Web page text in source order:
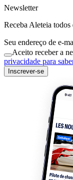
Newsletter
Receba Aleteia todos
Seu endereço de e-
Aceito receber a
privacidade para
Inscrever-se